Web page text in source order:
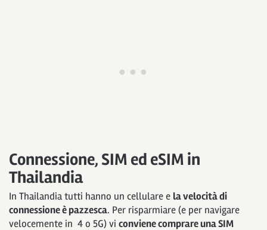
Connessione, SIM ed eSIM in
Thailandia
In Thailandia tutti hanno un cellulare e la velocità di
connessione è pazzesca. Per risparmiare (e per navigare
velocemente in 4 o 5G) vi conviene comprare una SIM